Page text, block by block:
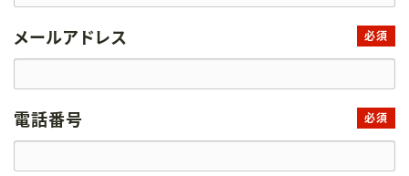
メールアドレス 必須
電話番号 必須